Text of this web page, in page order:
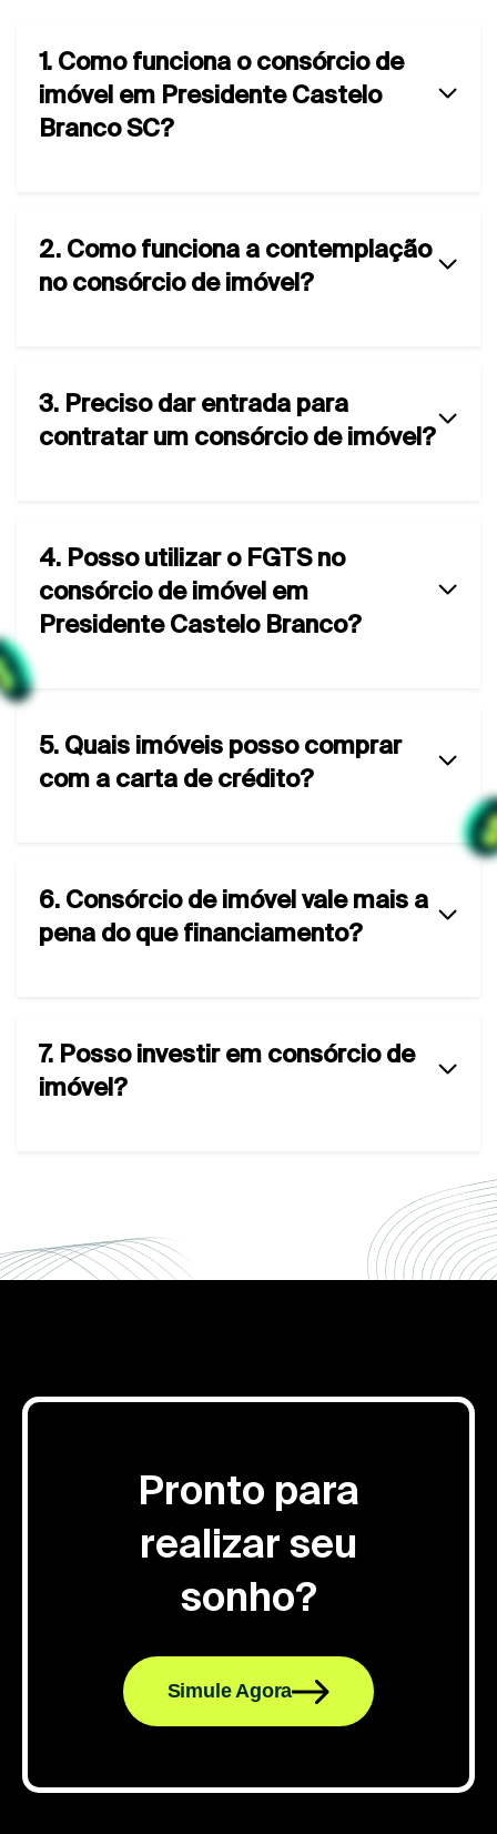
1. Como funciona o consórcio de
imóvel em Presidente Castelo
Branco SC?
2. Como funciona a contemplação
no consórcio de imóvel?
3. Preciso dar entrada para
contratar um consórcio de imóvel?
4. Posso utilizar o FGTS no
consórcio de imóvel em
Presidente Castelo Branco?
5. Quais imóveis posso comprar
com a carta de crédito?
6. Consórcio de imóvel vale mais a
pena do que financiamento?
7. Posso investir em consórcio de
imóvel?
Pronto para
realizar seu
sonho?
Simule Agora